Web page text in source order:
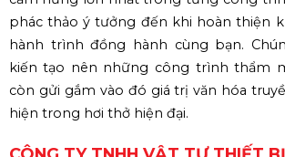
phác thảo ý tưởng đến khi hoàn thiện
hành trình đồng hành cùng bạn.
kiến tạo nên những công trình thẩm
còn gửi gắm vào đó giá trị văn hóa
hiện trong hơi thở hiện đại.